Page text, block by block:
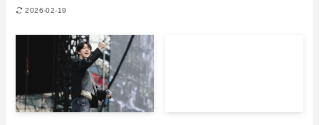
2026-02-19